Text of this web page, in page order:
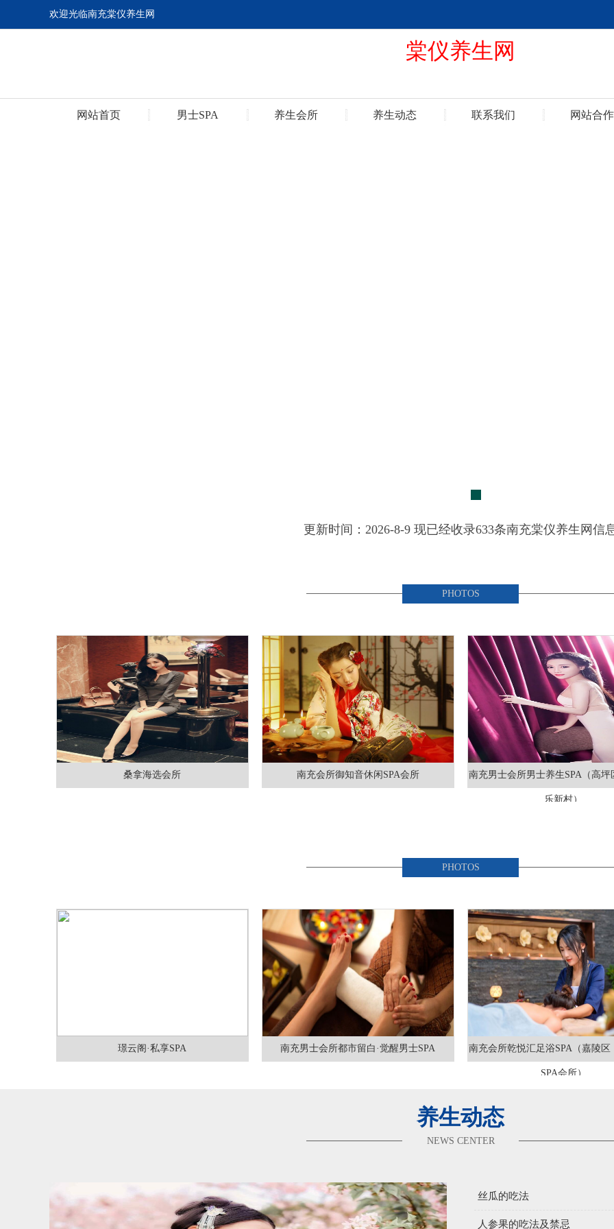
欢迎光临南充棠仪养生网
棠仪养生网
网站首页 男士SPA 养生会所 养生动态 联系我们 网站合作
更新时间：2026-8-9 现已经收录633条南充棠仪养生网信
PHOTOS
桑拿海选会所 南充会所御知音休闲SPA会所 南充男士会所男士养生SPA（高坪
乐新村）
PHOTOS
璟云阁·私享SPA 南充男士会所都市留白·觉醒男士SPA 南充会所乾悦汇足浴SPA（嘉陵区
SPA会所）
养生动态
NEWS CENTER
丝瓜的吃法
人参果的吃法及禁忌